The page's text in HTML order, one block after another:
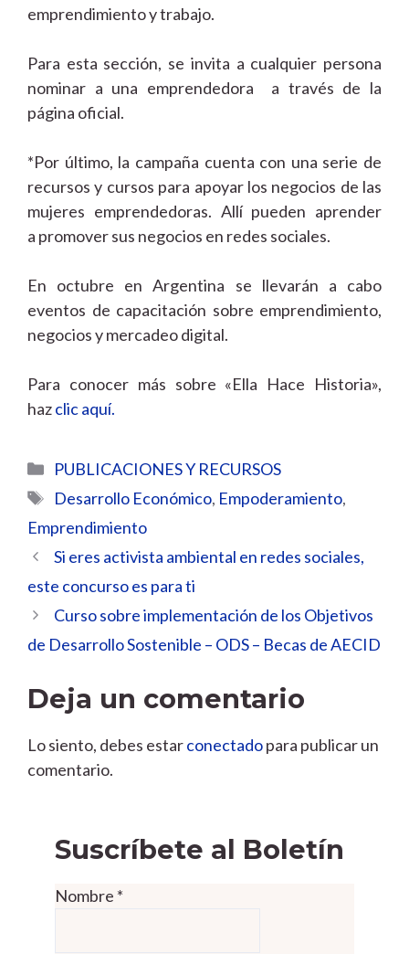
emprendimiento y trabajo.
Para esta sección, se invita a cualquier persona
nominar a una emprendedora a través de la
página oficial.
*Por último, la campaña cuenta con una serie de
recursos y cursos para apoyar los negocios de las
mujeres emprendedoras. Allí pueden aprender
a promover sus negocios en redes sociales.
En octubre en Argentina se llevarán a cabo
eventos de capacitación sobre emprendimiento,
negocios y mercadeo digital.
Para conocer más sobre «Ella Hace Historia»,
hazclic aquí.
Categorías
PUBLICACIONES Y RECURSOS
Etiquetas
Desarrollo Económico, Empoderamiento,
Emprendimiento
Si eres activista ambiental en redes sociales,
este concurso es para ti
Curso sobre implementación de los Objetivos
de Desarrollo Sostenible – ODS – Becas de AECID
Deja un comentario
Lo siento, debes estarconectadopara publicar un
comentario.
Suscríbete al Boletín
Nombre *